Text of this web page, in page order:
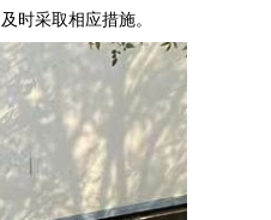
时采取相应措施。